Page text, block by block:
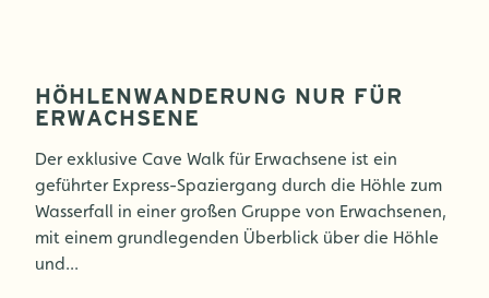
HÖHLENWANDERUNG NUR FÜR
ERWACHSENE
Der exklusive Cave Walk für Erwachsene ist ein
geführter Express-Spaziergang durch die Höhle zum
Wasserfall in einer großen Gruppe von Erwachsenen,
mit einem grundlegenden Überblick über die Höhle
und...